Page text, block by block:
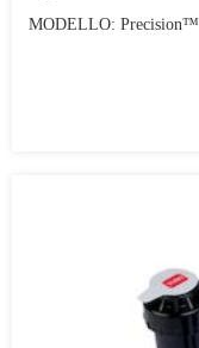
MODELLO: Precision™